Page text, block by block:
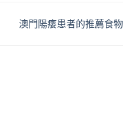
澳門陽痿患者的推薦食物